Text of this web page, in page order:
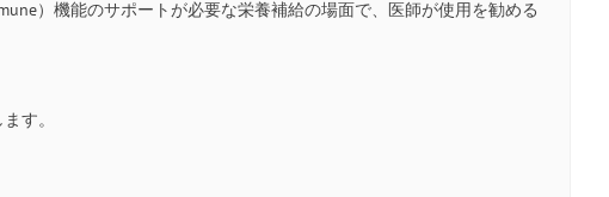
）機能のサポートが必要な栄養補給の場面で、医師が使用を勧める
す。